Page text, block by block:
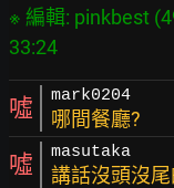
※ 編輯: pinkbest
噓 mark0204
哪間餐廳?
噓 masutaka
講話沒頭沒